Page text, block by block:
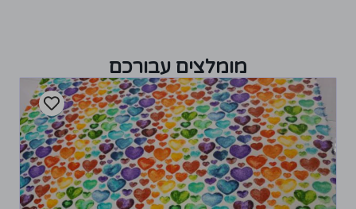
מומלצים עבורכם